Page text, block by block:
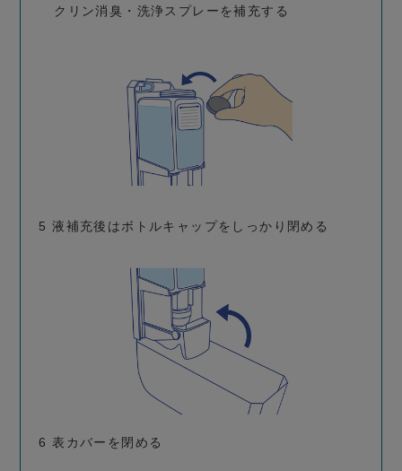
クリン消臭・洗浄スプレーを補充する
5 液補充後はボトルキャップをしっかり閉める
6 表カバーを閉める